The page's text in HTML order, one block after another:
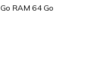
RAM 64 Go